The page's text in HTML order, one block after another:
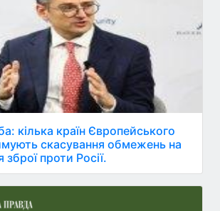
кілька країн Європейського
скасування обмежень на
проти Росії.